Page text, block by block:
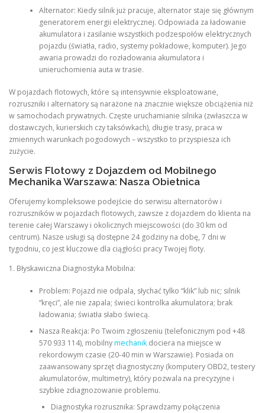
Alternator: Kiedy silnik już pracuje, alternator staje się głównym
generatorem energii elektrycznej. Odpowiada za ładowanie
akumulatora i zasilanie wszystkich podzespołów elektrycznych
pojazdu (światła, radio, systemy pokładowe, komputer). Jego
awaria prowadzi do rozładowania akumulatora i
unieruchomienia auta w trasie.
W pojazdach flotowych, które są intensywnie eksploatowane,
rozruszniki i alternatory są narażone na znacznie większe obciążenia niż
w samochodach prywatnych. Częste uruchamianie silnika (zwłaszcza w
dostawczych, kurierskich czy taksówkach), długie trasy, praca w
zmiennych warunkach pogodowych – wszystko to przyspiesza ich
zużycie.
Serwis Flotowy z Dojazdem od Mobilnego
Mechanika Warszawa: Nasza Obietnica
Oferujemy kompleksowe podejście do serwisu alternatorów i
rozruszników w pojazdach flotowych, zawsze z dojazdem do klienta na
terenie całej Warszawy i okolicznych miejscowości (do 30 km od
centrum). Nasze usługi są dostępne 24 godziny na dobę, 7 dni w
tygodniu, co jest kluczowe dla ciągłości pracy Twojej floty.
1. Błyskawiczna Diagnostyka Mobilna:
Problem: Pojazd nie odpala, słychać tylko “klik” lub nic; silnik
“kręci”, ale nie zapala; świeci kontrolka akumulatora; brak
ładowania; światła słabo świecą.
Nasza Reakcja: Po Twoim zgłoszeniu (telefonicznym pod +48
570 933 114), mobilnymechanikdociera na miejsce w
rekordowym czasie (20-40 min w Warszawie). Posiada on
zaawansowany sprzęt diagnostyczny (komputery OBD2, testery
akumulatorów, multimetry), który pozwala na precyzyjne i
szybkie zdiagnozowanie problemu.
Diagnostyka rozrusznika: Sprawdzamy połączenia